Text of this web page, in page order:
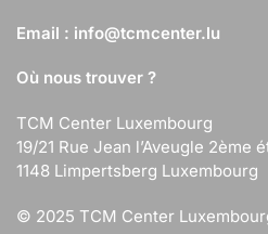
Email : info@tcmcenter.lu
Où nous trouver ?
TCM Center Luxembourg
19/21 Rue Jean l’Aveugle 2ème
1148 Limpertsberg Luxembourg
© 2025 TCM Center